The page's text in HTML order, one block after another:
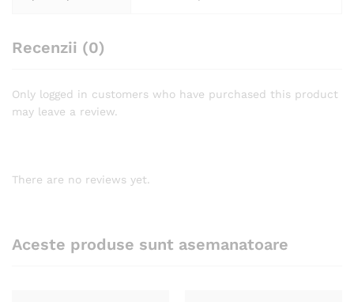
Recenzii (0)
Only logged in customers who have purchased this product
may leave a review.
There are no reviews yet.
Aceste produse sunt asemanatoare